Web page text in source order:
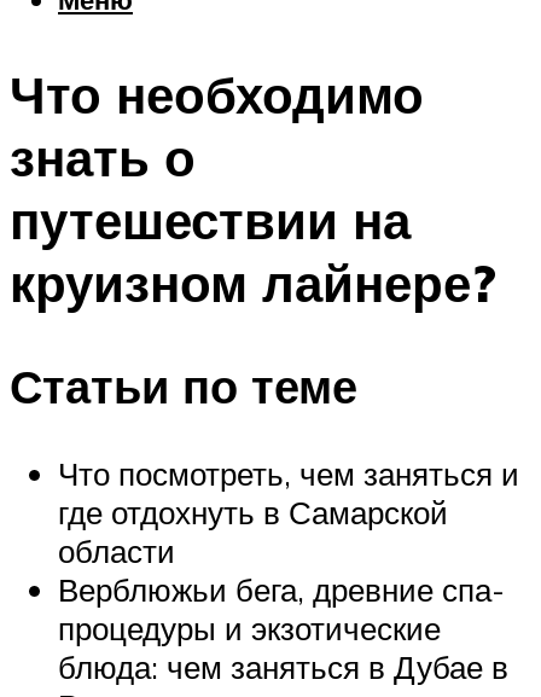
Шоппинг
Меню
Что необходимо
знать о
путешествии на
круизном лайнере?
Статьи по теме
Что посмотреть, чем заняться и
где отдохнуть в Самарской
области
Верблюжьи бега, древние спа-
процедуры и экзотические
блюда: чем заняться в Дубае в